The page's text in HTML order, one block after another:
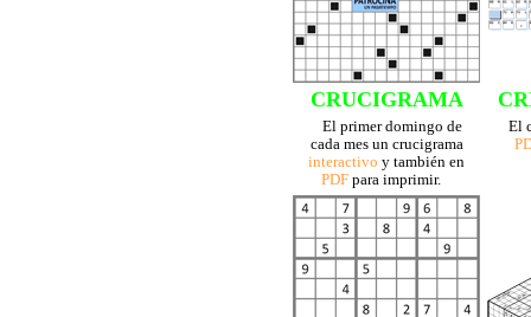
CRUCIGRAMA
El primer domingo de
cada mes un crucigrama
interactivo y también en
PDFpara imprimir.
El